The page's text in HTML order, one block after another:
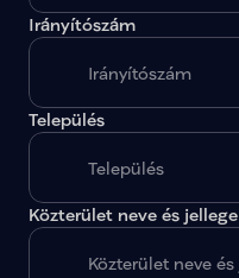
Irányítószám
Település
Közterület neve és jellege